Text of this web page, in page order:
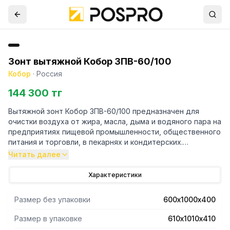
Зонт вытяжной Кобор ЗПВ-60/100
Кобор · Россия
144 300 тг
Вытяжной зонт Кобор ЗПВ-60/100 предназначен для
очистки воздуха от жира, масла, дыма и водяного пара на
предприятиях пищевой промышленности, общественного
питания и торговли, в пекарнях и кондитерских.
системе и устанавливается над тепловым
состоит из двух основных компонентов: корпуса и
съемных лабиринтных фильтров, которые легко
вынимаются и чистятся.
Читать далее
Характеристики
Размер без упаковки 600х1000х400
Размер в упаковке 610х1010х410